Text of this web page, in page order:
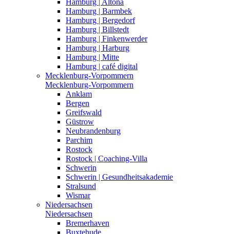
Hamburg | Altona
Hamburg | Barmbek
Hamburg | Bergedorf
Hamburg | Billstedt
Hamburg | Finkenwerder
Hamburg | Harburg
Hamburg | Mitte
Hamburg | café digital
Mecklenburg-Vorpommern
Mecklenburg-Vorpommern
Anklam
Bergen
Greifswald
Güstrow
Neubrandenburg
Parchim
Rostock
Rostock | Coaching-Villa
Schwerin
Schwerin | Gesundheitsakademie
Stralsund
Wismar
Niedersachsen
Niedersachsen
Bremerhaven
Buxtehude